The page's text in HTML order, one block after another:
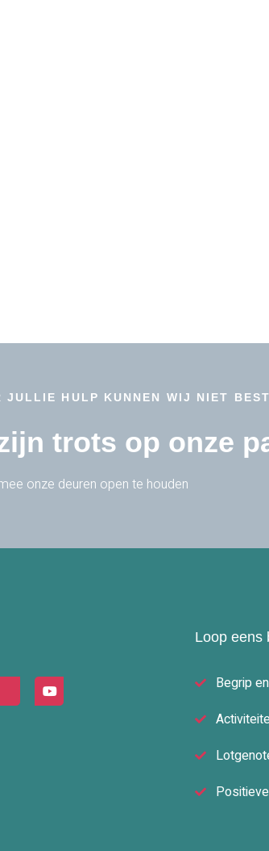
JULLIE HULP KUNNEN WIJ NIET
trots op onze
onze deuren open te houden
Loop eens
Begrip